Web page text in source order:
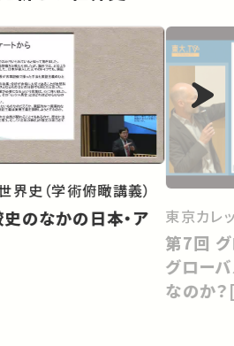
界史（学術俯瞰講義）
東京カレ
第7回 グローバルヒストリー：1.
グロー
なのか